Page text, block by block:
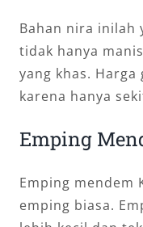
Bahan nira inilah
tidak hanya
yang khas.
karena hanya
Emping
Emping mendem
emping biasa.